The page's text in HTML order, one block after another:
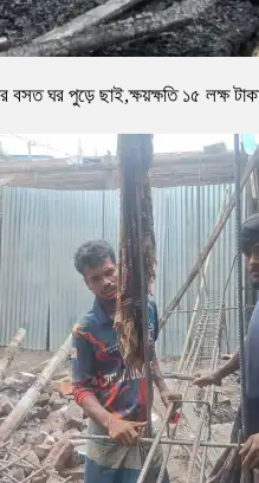
বসত ঘর পুড়ে ছাই,ক্ষয়ক্ষতি ১৫ লক্ষ